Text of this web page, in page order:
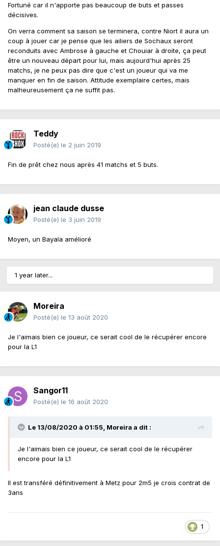
Fortuné car il n'apporte pas beaucoup de buts et passes
décisives.
On verra comment sa saison se terminera, contre Niort il aura un
coup à jouer car je pense que les ailiers de Sochaux seront
reconduits avec Ambrose à gauche et Chouiar à droite, ça peut
être un nouveau départ pour lui, mais aujourd'hui après 25
matchs, je ne peux pas dire que c'est un joueur qui va me
manquer en fin de saison. Attitude exemplaire certes, mais
malheureusement ça ne suffit pas.
Teddy
Posté(e) le 2 juin 2019
Fin de prêt chez nous après 41 matchs et 5 buts.
jean claude dusse
Posté(e) le 3 juin 2019
Moyen, un Bayala amélioré
1 year later...
Moreira
Posté(e) le 13 août 2020
Je l'aimais bien ce joueur, ce serait cool de le récupérer encore
pour la L1
Sangor11
Posté(e) le 16 août 2020
Le 13/08/2020 à 01:55, Moreira a dit :
Je l'aimais bien ce joueur, ce serait cool de le récupérer
encore pour la L1
Il est transféré définitivement à Metz pour 2m5 je crois contrat de
3ans
1